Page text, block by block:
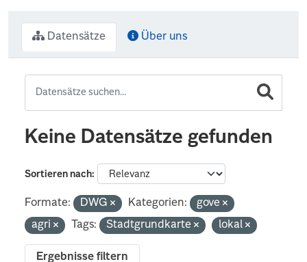
Datensätze Über uns
Keine Datensätze gefunden
Sortieren nach
Formate: DWG Kategorien:
gove
agri
Tags: Stadtgrundkarte lokal
Ergebnisse filtern